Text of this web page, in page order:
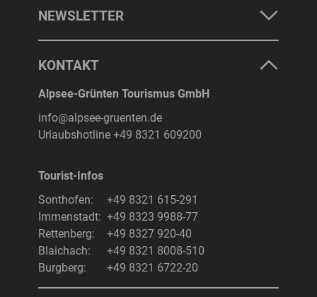
UNTERKÜNFTE
ERLEBNISSE
Suchbegriff
Suchen
NEWSLETTER
KONTAKT
Alpsee-Grünten Tourismus GmbH
info@alpsee-gruenten.de
Urlaubshotline +49 8321 609200
Tourist-Infos
Sonthofen:
+49 8321 615-291
Immenstadt: +49 8323 9988-77
Rettenberg:
+49 8327 920-40
Blaichach:
+49 8321 8008-510
Burgberg:
+49 8321 6722-20